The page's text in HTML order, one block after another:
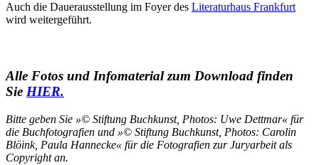
Auch die Dauerausstellung im Foyer des Literaturhaus Frankfurt
wird weitergeführt.
Alle Fotos und Infomaterial zum Download finden
Sie HIER.
Bitte geben Sie »© Stiftung Buchkunst, Photos: Uwe Dettmar« für
die Buchfotografien und »© Stiftung Buchkunst, Photos: Carolin
Blöink, Paula Hannecke« für die Fotografien zur Juryarbeit als
Copyright an.